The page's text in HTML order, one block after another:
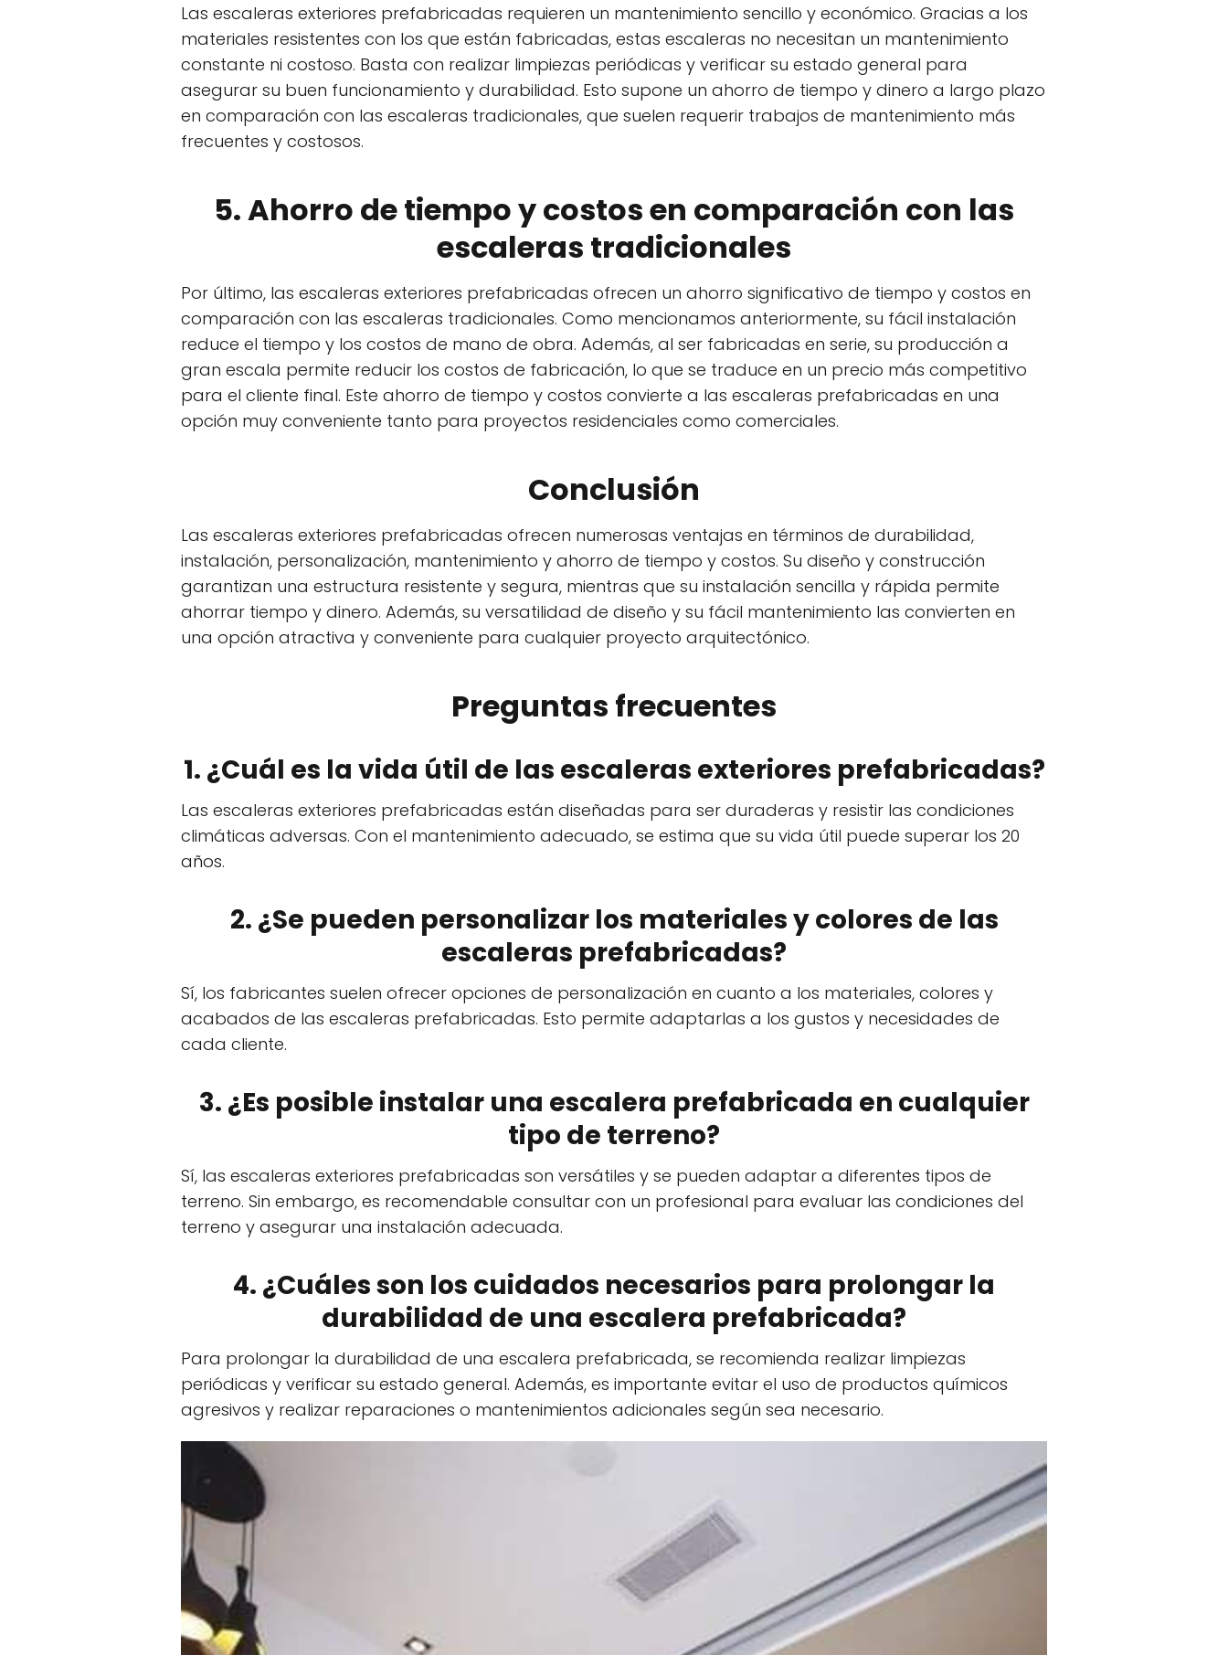
Las escaleras exteriores prefabricadas requieren un mantenimiento sencillo y económico. Gracias a los
materiales resistentes con los que están fabricadas, estas escaleras no necesitan un mantenimiento
constante ni costoso. Basta con realizar limpiezas periódicas y verificar su estado general para
asegurar su buen funcionamiento y durabilidad. Esto supone un ahorro de tiempo y dinero a largo plazo
en comparación con las escaleras tradicionales, que suelen requerir trabajos de mantenimiento más
frecuentes y costosos.
5. Ahorro de tiempo y costos en comparación con las
escaleras tradicionales
Por último, las escaleras exteriores prefabricadas ofrecen un ahorro significativo de tiempo y costos en
comparación con las escaleras tradicionales. Como mencionamos anteriormente, su fácil instalación
reduce el tiempo y los costos de mano de obra. Además, al ser fabricadas en serie, su producción a
gran escala permite reducir los costos de fabricación, lo que se traduce en un precio más competitivo
para el cliente final. Este ahorro de tiempo y costos convierte a las escaleras prefabricadas en una
opción muy conveniente tanto para proyectos residenciales como comerciales.
Conclusión
Las escaleras exteriores prefabricadas ofrecen numerosas ventajas en términos de durabilidad,
instalación, personalización, mantenimiento y ahorro de tiempo y costos. Su diseño y construcción
garantizan una estructura resistente y segura, mientras que su instalación sencilla y rápida permite
ahorrar tiempo y dinero. Además, su versatilidad de diseño y su fácil mantenimiento las convierten en
una opción atractiva y conveniente para cualquier proyecto arquitectónico.
Preguntas frecuentes
1. ¿Cuál es la vida útil de las escaleras exteriores prefabricadas?
Las escaleras exteriores prefabricadas están diseñadas para ser duraderas y resistir las condiciones
climáticas adversas. Con el mantenimiento adecuado, se estima que su vida útil puede superar los 20
años.
2. ¿Se pueden personalizar los materiales y colores de las
escaleras prefabricadas?
Sí, los fabricantes suelen ofrecer opciones de personalización en cuanto a los materiales, colores y
acabados de las escaleras prefabricadas. Esto permite adaptarlas a los gustos y necesidades de
cada cliente.
3. ¿Es posible instalar una escalera prefabricada en cualquier
tipo de terreno?
Sí, las escaleras exteriores prefabricadas son versátiles y se pueden adaptar a diferentes tipos de
terreno. Sin embargo, es recomendable consultar con un profesional para evaluar las condiciones del
terreno y asegurar una instalación adecuada.
4. ¿Cuáles son los cuidados necesarios para prolongar la
durabilidad de una escalera prefabricada?
Para prolongar la durabilidad de una escalera prefabricada, se recomienda realizar limpiezas
periódicas y verificar su estado general. Además, es importante evitar el uso de productos químicos
agresivos y realizar reparaciones o mantenimientos adicionales según sea necesario.